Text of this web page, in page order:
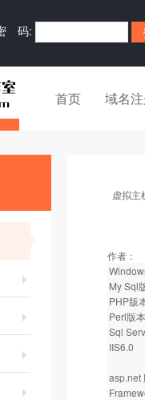
码:
首页 域名
虚拟主
作者：
My Sql
PHP版
Perl版
Sql
IIS6.0
asp.net